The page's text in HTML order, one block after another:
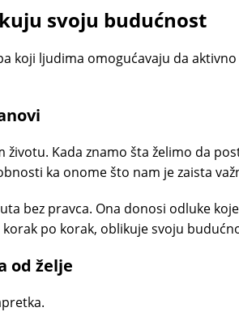
svoju budućnost
koji ljudima omogućavaju da
životu. Kada znamo šta želimo da
ka onome što nam je zaista
bez pravca. Ona donosi odluke
po korak, oblikuje svoju
od želje